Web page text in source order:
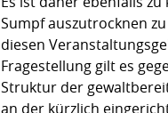
Sumpf auszutrocknen
diesen
Fragestellung gilt es
Struktur der
an der kürzlich